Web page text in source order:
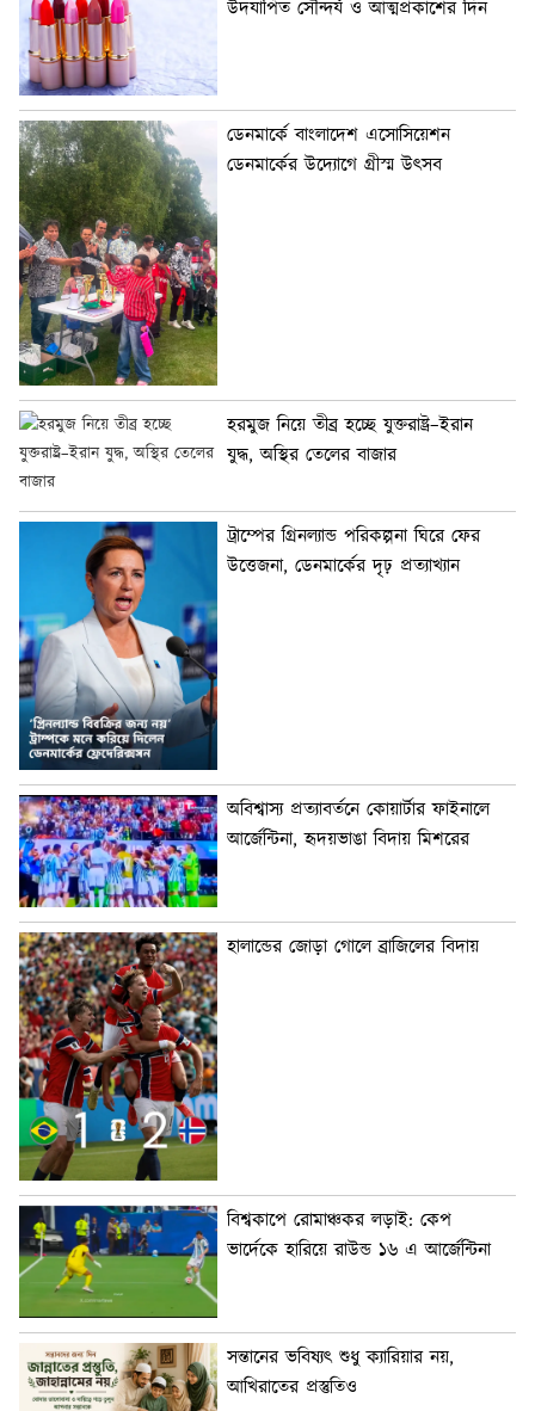
উদযাপিত সৌন্দর্য ও আত্মপ্রকাশের দিন
ডেনমার্কে বাংলাদেশ এসোসিয়েশন
ডেনমার্কের উদ্যোগে গ্রীস্ম উৎসব
হরমুজ নিয়ে তীব্র হচ্ছে যুক্তরাষ্ট্র–ইরান
যুদ্ধ, অস্থির তেলের বাজার
ট্রাম্পের গ্রিনল্যান্ড পরিকল্পনা ঘিরে ফের
উত্তেজনা, ডেনমার্কের দৃঢ় প্রত্যাখ্যান
অবিশ্বাস্য প্রত্যাবর্তনে কোয়ার্টার ফাইনালে
আর্জেন্টিনা, হৃদয়ভাঙা বিদায় মিশরের
হালান্ডের জোড়া গোলে ব্রাজিলের বিদায়
বিশ্বকাপে রোমাঞ্চকর লড়াই: কেপ
ভার্দেকে হারিয়ে রাউন্ড ১৬ এ আর্জেন্টিনা
সন্তানের ভবিষ্যৎ শুধু ক্যারিয়ার নয়,
আখিরাতের প্রস্তুতিও